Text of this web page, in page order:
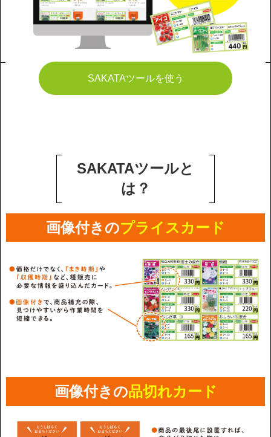
SAKATAツールを使う
SAKATAツールと
は？
画像付きのプライスカード
画像付きの品切れカード